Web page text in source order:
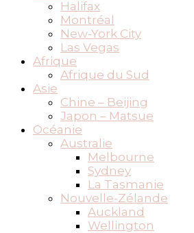
Halifax
Montréal
New-York City
Las Vegas
Afrique
Afrique du Sud
Asie
Chine – Beijing
Japon – Matsue
Océanie
Australie
Melbourne
Sydney
La Tasmanie
Nouvelle-Zélande
Auckland
Wellington